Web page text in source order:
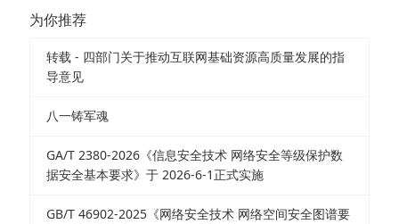
为你推荐
转载 - 四部门关于推动互联网基础资源高质量发展的指
导意见
八一铸军魂
GA/T 2380-2026《信息安全技术 网络安全等级保护数
据安全基本要求》于 2026-6-1正式实施
GB/T 46902-2025《网络安全技术 网络空间安全图谱要